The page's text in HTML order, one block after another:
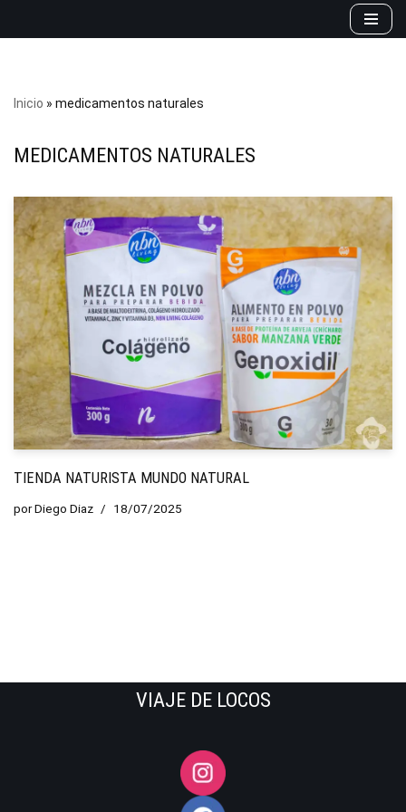
Inicio » medicamentos naturales
MEDICAMENTOS NATURALES
TIENDA NATURISTA MUNDO NATURAL
porDiego Diaz 18/07/2025
VIAJE DE LOCOS